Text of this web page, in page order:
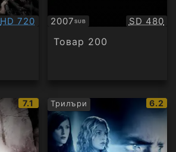
Качество:
HD 720 2007SUB
Субтитри SD 480
Товар 200
IMDb
рейтинг:
7.1 Трилъри
IMDb
6.2